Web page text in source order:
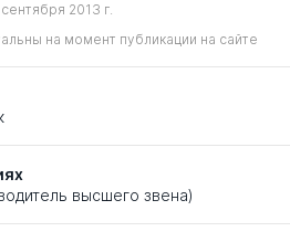
2013 г.
на момент публикации на сайте
высшего звена)